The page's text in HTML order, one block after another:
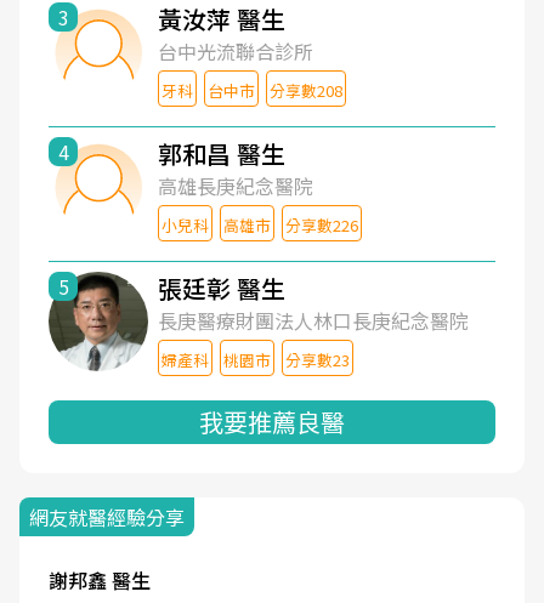
3 黃汝萍 醫生
台中光流聯合診所
牙科 台中市 分享數208
4 郭和昌 醫生
高雄長庚紀念醫院
小兒科 高雄市 分享數226
5 張廷彰 醫生
長庚醫療財團法人林口長庚紀念醫院
婦產科 桃園市 分享數23
我要推薦良醫
網友就醫經驗分享
謝邦鑫 醫生